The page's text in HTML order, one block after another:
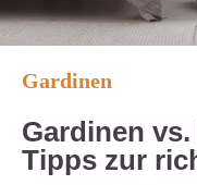
Gardinen
Gardinen
Tipps zur